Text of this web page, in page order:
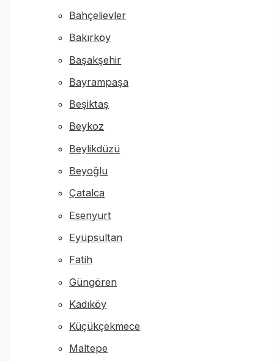
Bahçelievler
Bakırköy
Başakşehir
Bayrampaşa
Beşiktaş
Beykoz
Beylikdüzü
Beyoğlu
Çatalca
Esenyurt
Eyüpsultan
Fatih
Güngören
Kadıköy
Küçükçekmece
Maltepe